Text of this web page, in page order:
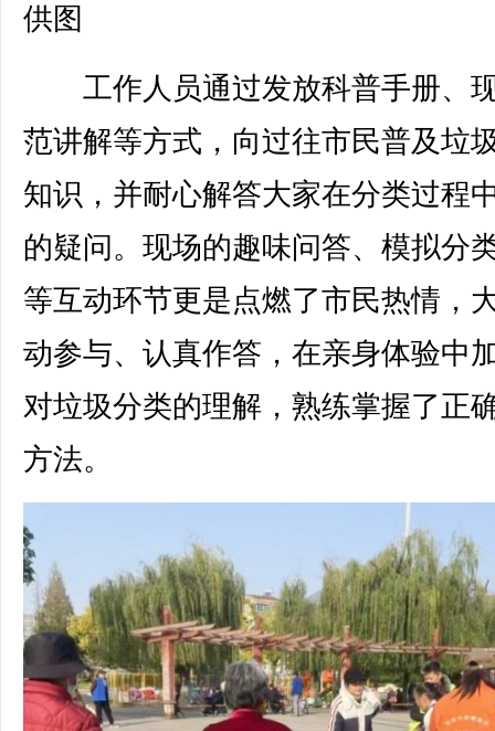
供图
工作人员通过发放科普手册、
范讲解等方式，向过往市民普及垃
知识，并耐心解答大家在分类过程
的疑问。现场的趣味问答、模拟分
等互动环节更是点燃了市民热情，
动参与、认真作答，在亲身体验中
对垃圾分类的理解，熟练掌握了正
方法。